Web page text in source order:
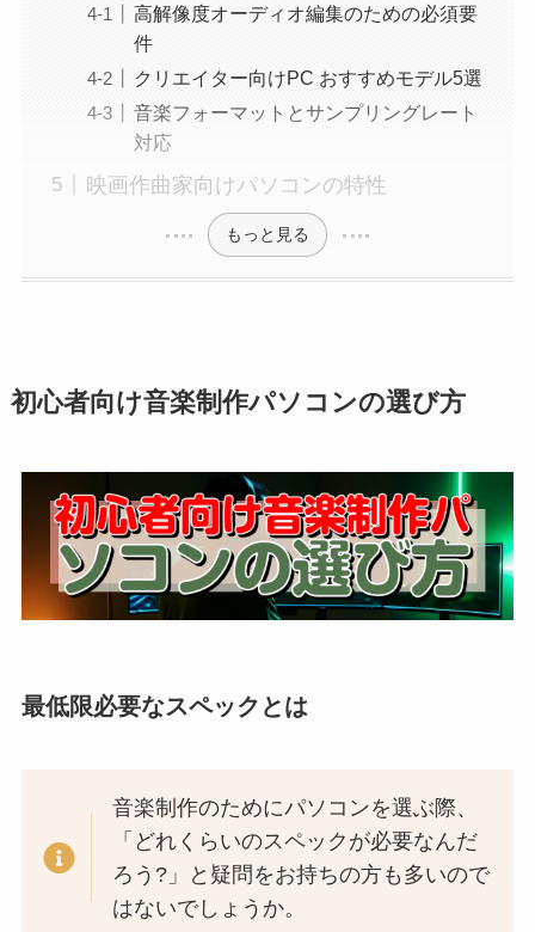
高解像度オーディオ編集のための必須要
件
クリエイター向けPC おすすめモデル5選
音楽フォーマットとサンプリングレート
対応
映画作曲家向けパソコンの特性
もっと見る
初心者向け音楽制作パソコンの選び方
最低限必要なスペックとは
音楽制作のためにパソコンを選ぶ際、
「どれくらいのスペックが必要なんだ
ろう?」と疑問をお持ちの方も多いので
はないでしょうか。